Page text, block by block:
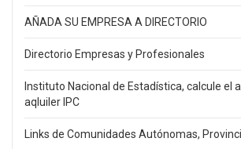
AÑADA SU EMPRESA A DIRECTORIO
Directorio Empresas y Profesionales
Instituto Nacional de Estadística, calcule el
aqluiler IPC
Links de Comunidades Autónomas,